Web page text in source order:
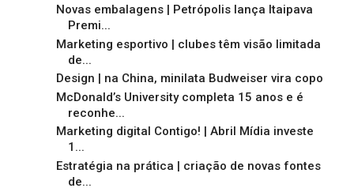
Novas embalagens | Petrópolis lança Itaipava
Premi...
Marketing esportivo | clubes têm visão limitada
de...
Design | na China, minilata Budweiser vira copo
McDonald’s University completa 15 anos e é
reconhe...
Marketing digital Contigo! | Abril Mídia investe
1...
Estratégia na prática | criação de novas fontes
de...